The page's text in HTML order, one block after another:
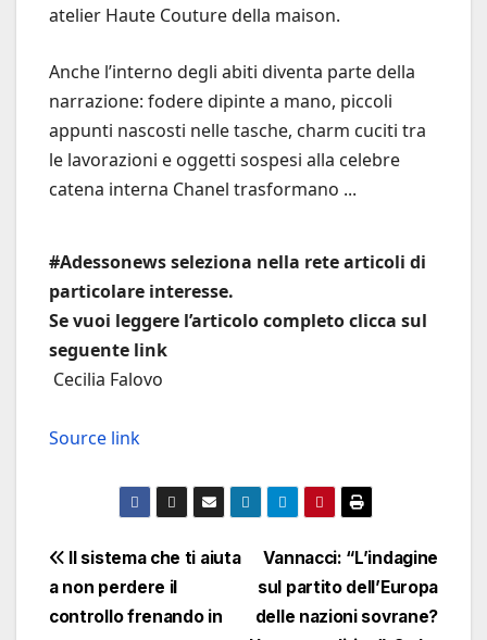
atelier Haute Couture della maison.
Anche l’interno degli abiti diventa parte della
narrazione: fodere dipinte a mano, piccoli
appunti nascosti nelle tasche, charm cuciti tra
le lavorazioni e oggetti sospesi alla celebre
catena interna Chanel trasformano ...
#Adessonews seleziona nella rete articoli di
particolare interesse.
Se vuoi leggere l’articolo completo clicca sul
seguente link
Cecilia Falovo
Source link
Navigazione
articoli
Vannacci: “L’indagine
sul partito dell’Europa
delle nazioni sovrane?
Il sistema che ti aiuta
a non perdere il
controllo frenando in